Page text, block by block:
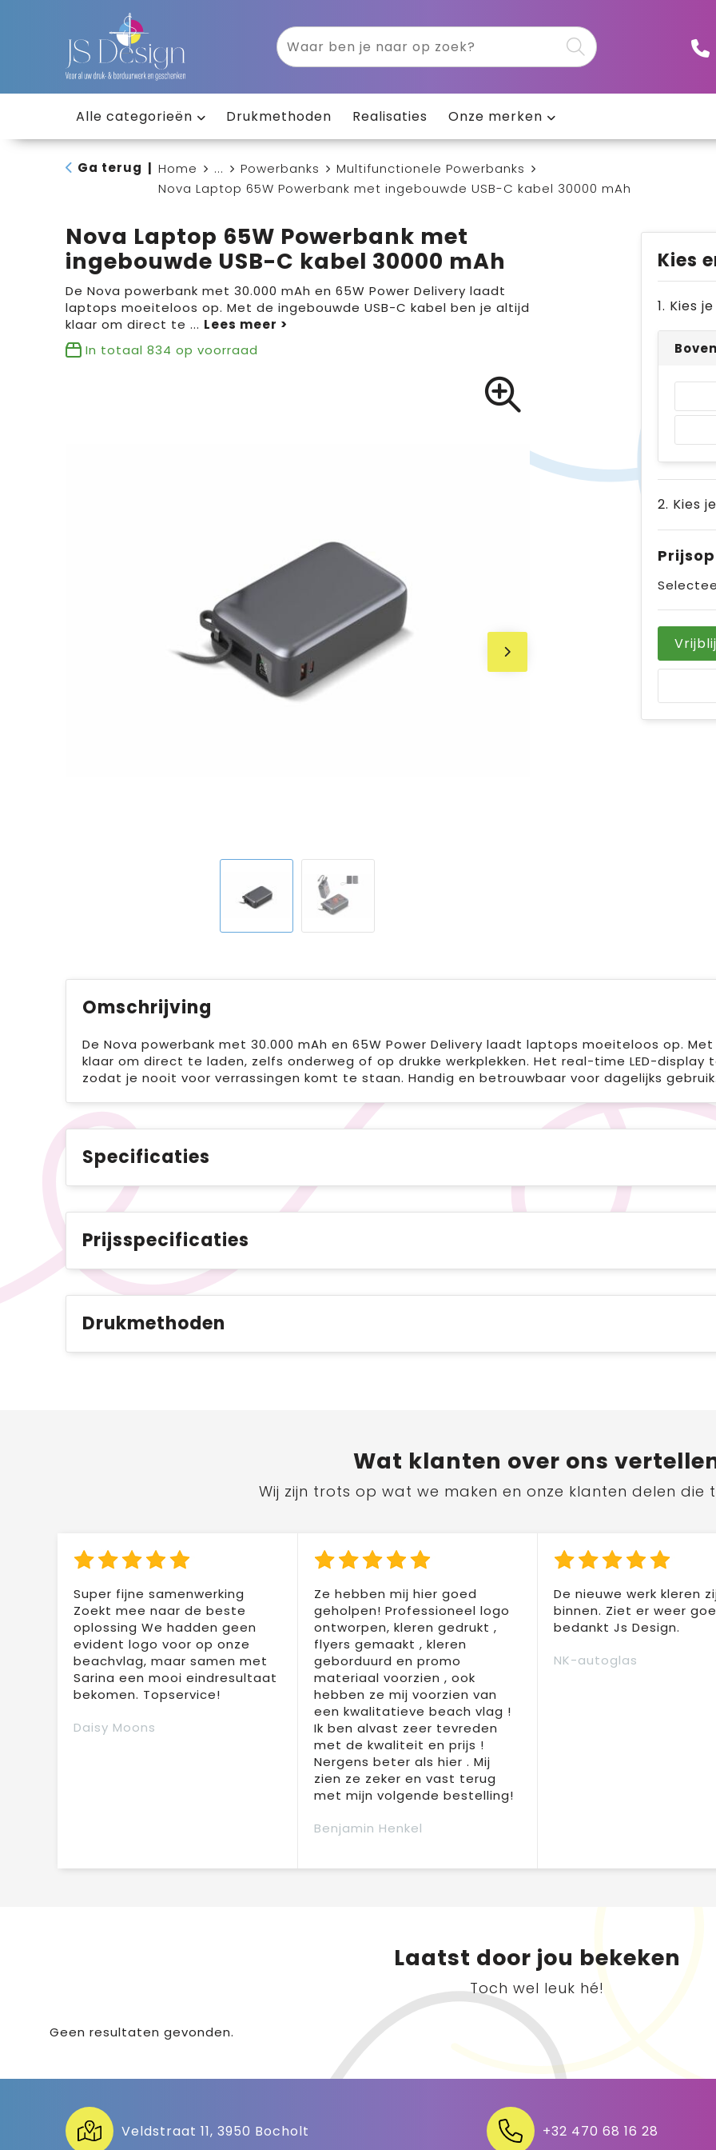
Alle categorieën Drukmethoden Realisaties Onze merken
Ga terug Home ... Powerbanks
Multifunctionele Powerbanks
Nova Laptop 65W Powerbank met ingebouwde USB-C kabel 30000 mAh
Nova Laptop 65W Powerbank met
ingebouwde USB-C kabel 30000 mAh
De Nova powerbank met 30.000 mAh en 65W Power Delivery laadt
laptops moeiteloos op. Met de ingebouwde USB-C kabel ben je altijd
klaar om direct te ...
In totaal 834 op voorraad
Kies
1. Kies
2. Kies
Omschrijving
De Nova powerbank met 30.000 mAh en 65W Power Delivery laadt laptops moeiteloos op.
klaar om direct te laden, zelfs onderweg of op drukke werkplekken. Het real-time LED-
zodat je nooit voor verrassingen komt te staan. Handig en betrouwbaar voor dagelijks
Specificaties
Prijsspecificaties
Drukmethoden
Wat klanten over ons
Wij zijn trots op wat we maken en onze klanten delen die
Super fijne samenwerking
Zoekt mee naar de beste
oplossing We hadden geen
evident logo voor op onze
beachvlag, maar samen met
Sarina een mooi eindresultaat
bekomen. Topservice!
Daisy Moons
Ze hebben mij hier goed
geholpen! Professioneel logo
ontworpen, kleren gedrukt ,
flyers gemaakt , kleren
geborduurd en promo
materiaal voorzien , ook
hebben ze mij voorzien van
een kwalitatieve beach vlag !
Ik ben alvast zeer tevreden
met de kwaliteit en prijs !
Nergens beter als hier . Mij
zien ze zeker en vast terug
met mijn volgende bestelling!
Benjamin Henkel
De nieuwe werk kleren
binnen. Ziet er weer
bedankt Js Design.
NK-autoglas
Laatst door jou bekeken
Toch wel leuk hé!
Geen resultaten gevonden.
Veldstraat 11, 3950 Bocholt +32 470 68 16 28